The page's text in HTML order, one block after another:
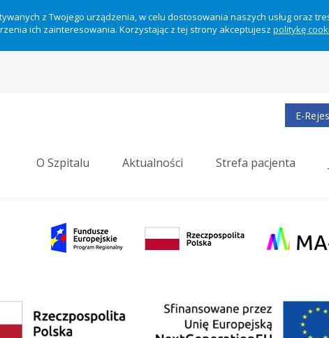
z Twojego urządzenia, w celu dostosowania naszych usług oraz
ich zainteresowania. Korzystając z tej strony akceptujesz politykę
E-
O Szpitalu Aktualności Strefa pacjenta